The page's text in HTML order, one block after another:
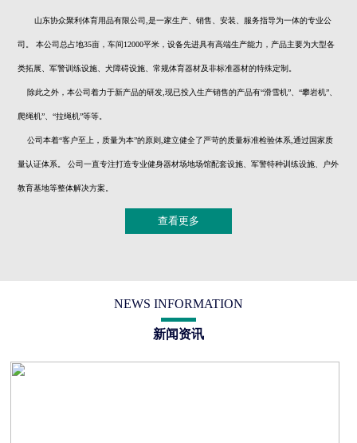
山东协众聚利体育用品有限公司,是一家生产、销售、安装、服务指导为一体的专业公
司。 本公司总占地35亩，车间12000平米，设备先进具有高端生产能力，产品主要为大型各
类拓展、军警训练设施、犬障碍设施、常规体育器材及非标准器材的特殊定制。
除此之外，本公司着力于新产品的研发,现已投入生产销售的产品有“滑雪机”、“攀岩机”、
爬绳机”、“拉绳机”等等。
公司本着“客户至上，质量为本”的原则,建立健全了严苛的质量标准检验体系,通过国家质
量认证体系。 公司一直专注打造专业健身器材场地场馆配套设施、军警特种训练设施、户外
教育基地等整体解决方案。
查看更多
NEWS INFORMATION
新闻资讯